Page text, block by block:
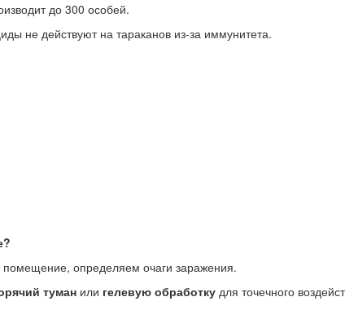
до 300 особей.
не действуют на тараканов из-за иммунитета.
определяем очаги заражения.
туман или гелевую обработку для точечного